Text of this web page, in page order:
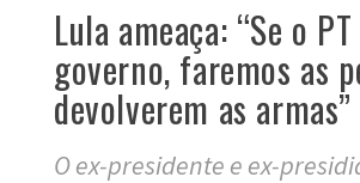
Lula ameaça: “Se o
governo, faremos as
devolverem as armas”
O ex-presidente e ex-